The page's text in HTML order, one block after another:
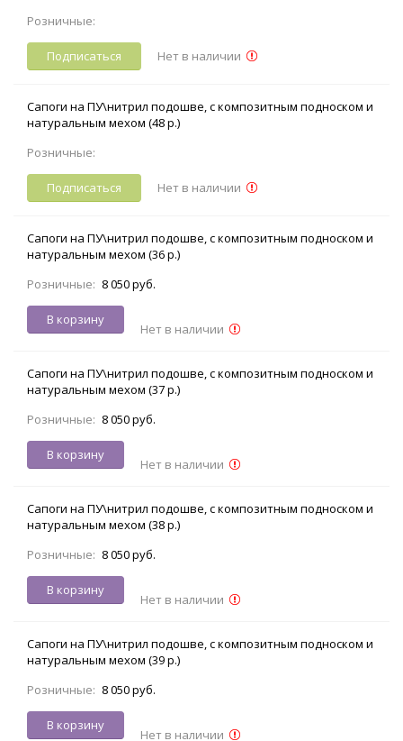
Розничные:
Подписаться Нет в наличии
Сапоги на ПУ\нитрил подошве, с композитным подноском и
натуральным мехом (48 р.)
Розничные:
Подписаться Нет в наличии
Сапоги на ПУ\нитрил подошве, с композитным подноском и
натуральным мехом (36 р.)
Розничные: 8 050 руб.
В корзину
Нет в наличии
Сапоги на ПУ\нитрил подошве, с композитным подноском и
натуральным мехом (37 р.)
Розничные: 8 050 руб.
В корзину
Нет в наличии
Сапоги на ПУ\нитрил подошве, с композитным подноском и
натуральным мехом (38 р.)
Розничные: 8 050 руб.
В корзину
Нет в наличии
Сапоги на ПУ\нитрил подошве, с композитным подноском и
натуральным мехом (39 р.)
Розничные: 8 050 руб.
В корзину
Нет в наличии